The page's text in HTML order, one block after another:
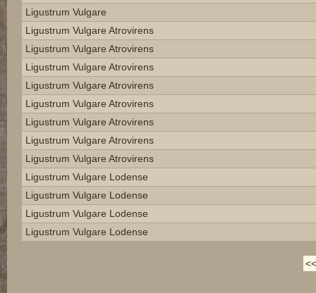
Ligustrum Vulgare
Ligustrum Vulgare Atrovirens
Ligustrum Vulgare Atrovirens
Ligustrum Vulgare Atrovirens
Ligustrum Vulgare Atrovirens
Ligustrum Vulgare Atrovirens
Ligustrum Vulgare Atrovirens
Ligustrum Vulgare Atrovirens
Ligustrum Vulgare Atrovirens
Ligustrum Vulgare Lodense
Ligustrum Vulgare Lodense
Ligustrum Vulgare Lodense
Ligustrum Vulgare Lodense
<<